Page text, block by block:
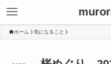
ホーム 気になること